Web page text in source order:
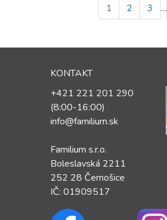
1 2 3 …
KONTAKT
+421 221 201 290
(8:00-16:00)
info@familium.sk
Familium s.r.o.
Boleslavská 2211
252 28 Černošice
IČ: 01909517